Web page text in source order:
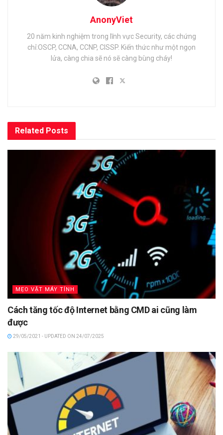
AnonyViet
20 năm kinh nghiệm trong lĩnh vực Security, các chứng
chỉ:OSCP, CCNA, CCNP, CISSP. Kiến thức như một ngọn
lửa, càng chia sẽ nó sẽ càng bùng cháy!
Related Posts
MẸO VẶT MÁY TÍNH
Cách tăng tốc độ Internet bằng CMD ai cũng làm
được
29/05/2021 - UPDATED ON 24/07/2025